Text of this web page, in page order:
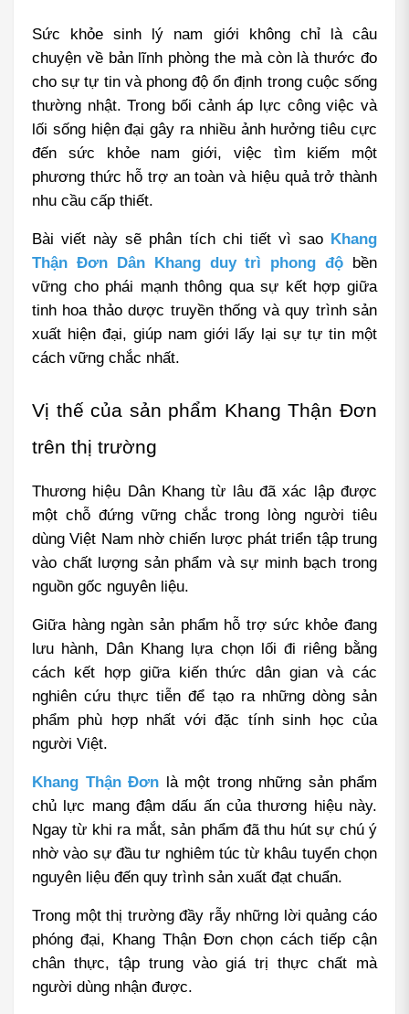
Sức khỏe sinh lý nam giới không chỉ là câu
chuyện về bản lĩnh phòng the mà còn là thước đo
cho sự tự tin và phong độ ổn định trong cuộc sống
thường nhật. Trong bối cảnh áp lực công việc và
lối sống hiện đại gây ra nhiều ảnh hưởng tiêu cực
đến sức khỏe nam giới, việc tìm kiếm một
phương thức hỗ trợ an toàn và hiệu quả trở thành
nhu cầu cấp thiết.
Bài viết này sẽ phân tích chi tiết vì sao Khang
Thận Đơn Dân Khang duy trì phong độ bền
vững cho phái mạnh thông qua sự kết hợp giữa
tinh hoa thảo dược truyền thống và quy trình sản
xuất hiện đại, giúp nam giới lấy lại sự tự tin một
cách vững chắc nhất.
Vị thế của sản phẩm Khang Thận Đơn
trên thị trường
Thương hiệu Dân Khang từ lâu đã xác lập được
một chỗ đứng vững chắc trong lòng người tiêu
dùng Việt Nam nhờ chiến lược phát triển tập trung
vào chất lượng sản phẩm và sự minh bạch trong
nguồn gốc nguyên liệu.
Giữa hàng ngàn sản phẩm hỗ trợ sức khỏe đang
lưu hành, Dân Khang lựa chọn lối đi riêng bằng
cách kết hợp giữa kiến thức dân gian và các
nghiên cứu thực tiễn để tạo ra những dòng sản
phẩm phù hợp nhất với đặc tính sinh học của
người Việt.
Khang Thận Đơn là một trong những sản phẩm
chủ lực mang đậm dấu ấn của thương hiệu này.
Ngay từ khi ra mắt, sản phẩm đã thu hút sự chú ý
nhờ vào sự đầu tư nghiêm túc từ khâu tuyển chọn
nguyên liệu đến quy trình sản xuất đạt chuẩn.
Trong một thị trường đầy rẫy những lời quảng cáo
phóng đại, Khang Thận Đơn chọn cách tiếp cận
chân thực, tập trung vào giá trị thực chất mà
người dùng nhận được.